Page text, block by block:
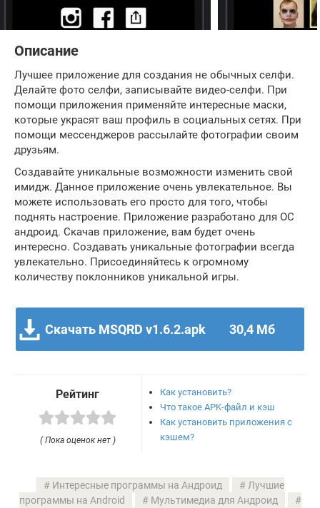
Описание
Лучшее приложение для создания не обычных селфи.
Делайте фото селфи, записывайте видео-селфи. При
помощи приложения применяйте интересные маски,
которые украсят ваш профиль в социальных сетях. При
помощи мессенджеров рассылайте фотографии своим
друзьям.
Создавайте уникальные возможности изменить свой
имидж. Данное приложение очень увлекательное. Вы
можете использовать его просто для того, чтобы
поднять настроение. Приложение разработано для ОС
андроид. Скачав приложение, вам будет очень
интересно. Создавать уникальные фотографии всегда
увлекательно. Присоединяйтесь к огромному
количеству поклонников уникальной игры.
Скачать MSQRD v1.6.2.apk 30,4 Мб
Рейтинг
( Пока оценок нет )
Как установить?
Что такое APK-файл и кэш
Как установить приложения с
кэшем?
Интересные программы на Андроид
Лучшие
программы на Android
Мультимедиа для Андроид